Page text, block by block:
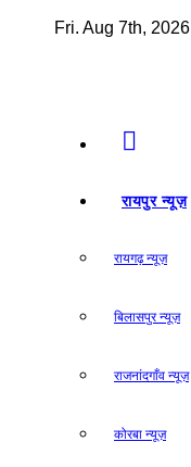
Fri. Aug 7th, 2026
दो कदम आगे
रायपुर न्यूज़
रायगढ़ न्यूज़
बिलासपुर न्यूज़
राजनांदगाँव न्यूज़
कोरबा न्यूज़